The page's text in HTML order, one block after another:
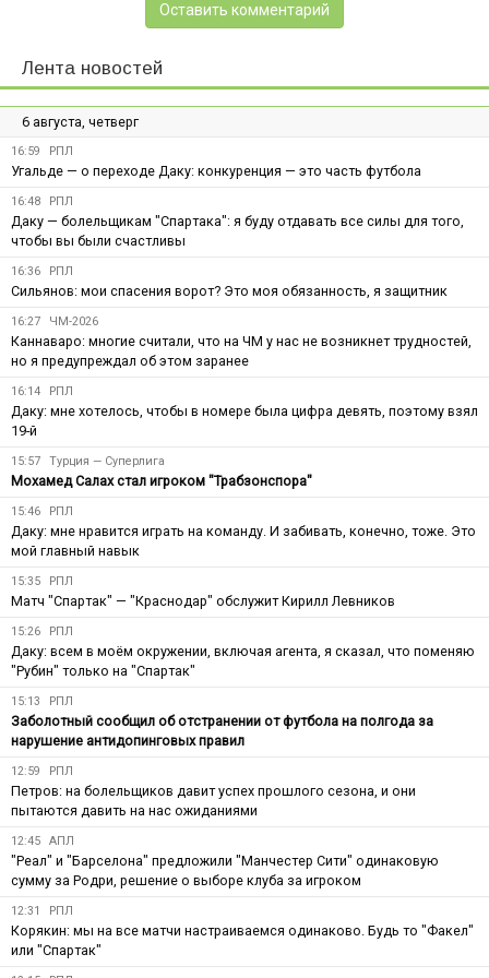
Оставить комментарий
Лента новостей
6 августа, четверг
16:59 РПЛ
Угальде — о переходе Даку: конкуренция — это часть футбола
16:48 РПЛ
Даку — болельщикам "Спартака": я буду отдавать все силы для того,
чтобы вы были счастливы
16:36 РПЛ
Сильянов: мои спасения ворот? Это моя обязанность, я защитник
16:27 ЧМ-2026
Каннаваро: многие считали, что на ЧМ у нас не возникнет трудностей,
но я предупреждал об этом заранее
16:14 РПЛ
Даку: мне хотелось, чтобы в номере была цифра девять, поэтому взял
19-й
15:57 Турция — Суперлига
Мохамед Салах стал игроком "Трабзонспора"
15:46 РПЛ
Даку: мне нравится играть на команду. И забивать, конечно, тоже. Это
мой главный навык
15:35 РПЛ
Матч "Спартак" — "Краснодар" обслужит Кирилл Левников
15:26 РПЛ
Даку: всем в моём окружении, включая агента, я сказал, что поменяю
"Рубин" только на "Спартак"
15:13 РПЛ
Заболотный сообщил об отстранении от футбола на полгода за
нарушение антидопинговых правил
12:59 РПЛ
Петров: на болельщиков давит успех прошлого сезона, и они
пытаются давить на нас ожиданиями
12:45 АПЛ
"Реал" и "Барселона" предложили "Манчестер Сити" одинаковую
сумму за Родри, решение о выборе клуба за игроком
12:31 РПЛ
Корякин: мы на все матчи настраиваемся одинаково. Будь то "Факел"
или "Спартак"